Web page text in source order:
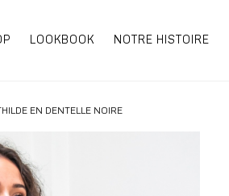
LOOKBOOK NOTRE HISTOIRE
EN DENTELLE NOIRE